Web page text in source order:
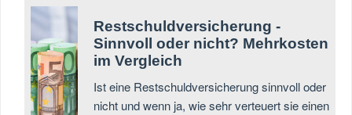
Restschuldversicherung -
Sinnvoll oder nicht? Mehrkosten
im Vergleich
Ist eine Restschuldversicherung sinnvoll oder
nicht und wenn ja, wie sehr verteuert sie einen